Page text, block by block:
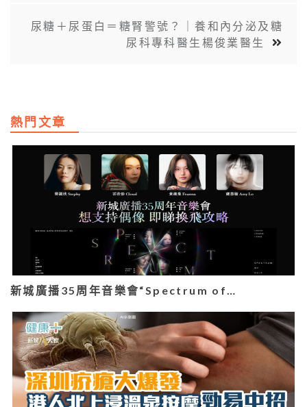
尿糖＋尿蛋白＝糖腎警號？｜養和內分泌及糖
尿科專科醫生楊俊業醫生
熱門文章
新城廣播35周年音樂會“Spectrum of…